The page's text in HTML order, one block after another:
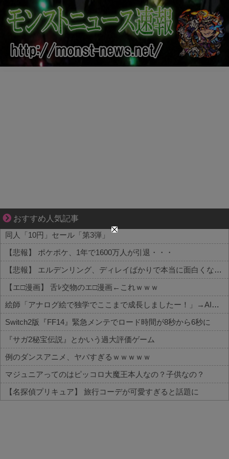
おすすめ人気記事
ずっと好き。俺はストーカーなんかじゃない。
同人「10円」セール「第3弾」
【悲報】 ポケポケ、1年で1600万人が引退・・・
【悲報】 エルデンリング、ディレイばかりで本当に面白くないこのゲーム←賛同の声が多数…
【エ□漫画】 舌ﾚ交物のエ□漫画←これｗｗｗ
絵師「アナログ絵で独学でここまで成長しましたー！」→AIイラストだろと批判殺到→絵師「本日をもちまして全てを終えようと思います」→しかし・・・
Switch2版『FF14』緊急メンテでロード時間が8秒から6秒に
『サガ2秘宝伝説』とかいう過大評価ゲーム
例のダンスアニメ、ヤバすぎるｗｗｗｗｗ
マジュニアってのはピッコロ大魔王本人なの？子供なの？
【名探偵プリキュア】 旅行コーデが可愛すぎると話題に